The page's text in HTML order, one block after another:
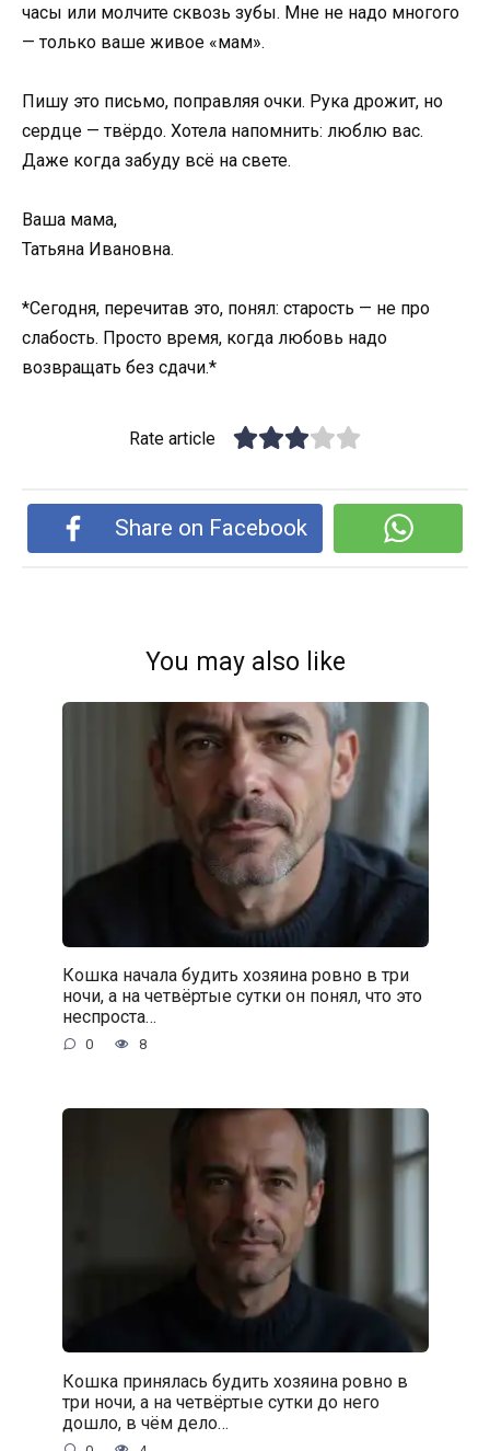
часы или молчите сквозь зубы. Мне не надо многого
— только ваше живое «мам».
Пишу это письмо, поправляя очки. Рука дрожит, но
сердце — твёрдо. Хотела напомнить: люблю вас.
Даже когда забуду всё на свете.
Ваша мама,
Татьяна Ивановна.
*Сегодня, перечитав это, понял: старость — не про
слабость. Просто время, когда любовь надо
возвращать без сдачи.*
Rate article
Share on Facebook
You may also like
Кошка начала будить хозяина ровно в три
ночи, а на четвёртые сутки он понял, что это
неспроста…
0 8
Кошка принялась будить хозяина ровно в
три ночи, а на четвёртые сутки до него
дошло, в чём дело…